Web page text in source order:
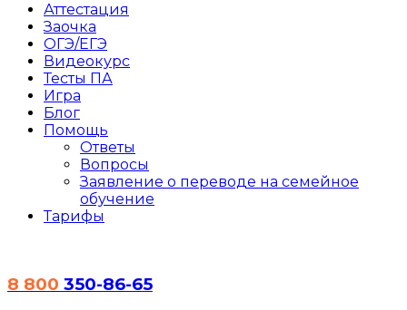
Аттестация
Заочка
ОГЭ/ЕГЭ
Видеокурс
Тесты ПА
Игра
Блог
Помощь
Ответы
Вопросы
Заявление о переводе на семейное
обучение
Тарифы
8 800 350-86-65